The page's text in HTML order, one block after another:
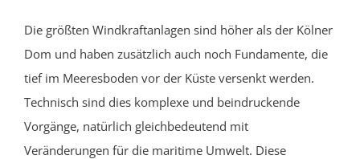
Die größten Windkraftanlagen sind höher als der Kölner
Dom und haben zusätzlich auch noch Fundamente, die
tief im Meeresboden vor der Küste versenkt werden.
Technisch sind dies komplexe und beindruckende
Vorgänge, natürlich gleichbedeutend mit
Veränderungen für die maritime Umwelt. Diese